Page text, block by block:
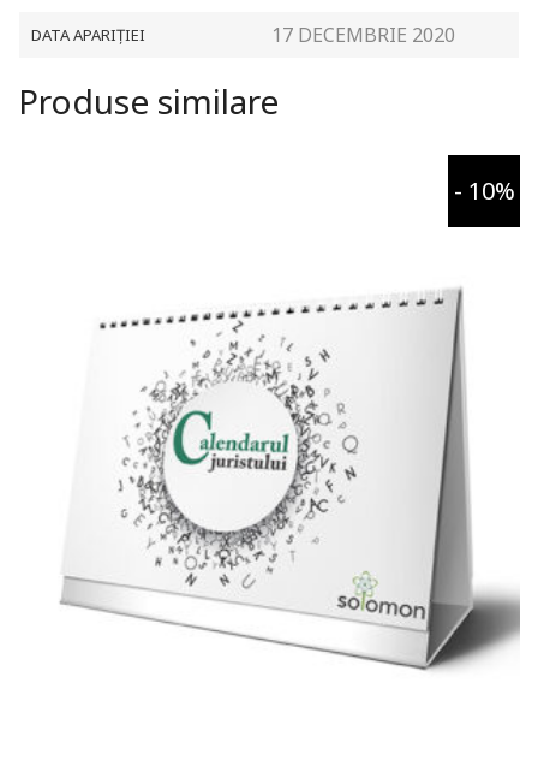
DATA APARIȚIEI 17 DECEMBRIE 2020
Produse similare
- 10%